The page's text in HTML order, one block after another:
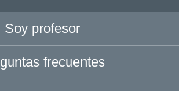
Soy profesor
frecuentes